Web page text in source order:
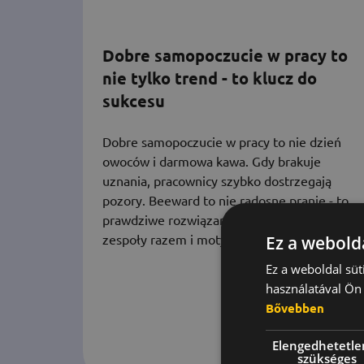
Dobre samopoczucie w pracy to
nie tylko trend - to klucz do
sukcesu
Dobre samopoczucie w pracy to nie dzień
owoców i darmowa kawa. Gdy brakuje
uznania, pracownicy szybko dostrzegają
pozory. Beeward to nie radosne pranie - to
prawdziwe rozwiązanie, które utrzymuje
zespoły razem i motywuje.
Ez a
Ez a weboldal
használatával
Bővebben
szükséges